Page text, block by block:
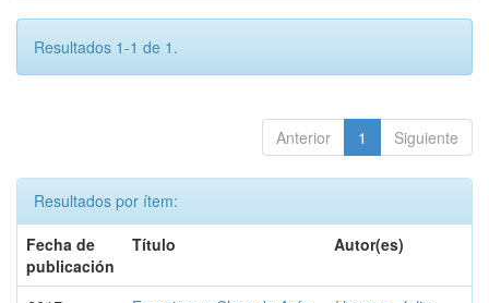
Resultados 1-1 de 1.
Anterior 1 Siguiente
Resultados por ítem:
Fecha de
publicación
Título Autor(es)